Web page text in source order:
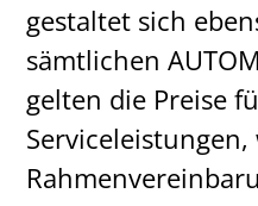
gestaltet sich
sämtlichen
gelten die Preise